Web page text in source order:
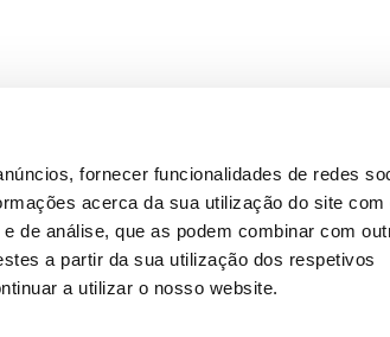
fornecer funcionalidades de redes
acerca da sua utilização do site com
de análise, que as podem combinar com
a partir da sua utilização dos respetivos
a utilizar o nosso website.